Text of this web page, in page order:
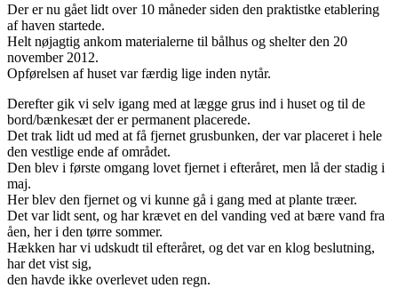
Der er nu gået lidt over 10 måneder siden den praktistke etablering
af haven startede.
Helt nøjagtig ankom materialerne til bålhus og shelter den 20
november 2012.
Opførelsen af huset var færdig lige inden nytår.
Derefter gik vi selv igang med at lægge grus ind i huset og til de
bord/bænkesæt der er permanent placerede.
Det trak lidt ud med at få fjernet grusbunken, der var placeret i hele
den vestlige ende af området.
Den blev i første omgang lovet fjernet i efteråret, men lå der stadig i
maj.
Her blev den fjernet og vi kunne gå i gang med at plante træer.
Det var lidt sent, og har krævet en del vanding ved at bære vand fra
åen, her i den tørre sommer.
Hækken har vi udskudt til efteråret, og det var en klog beslutning,
har det vist sig,
den havde ikke overlevet uden regn.